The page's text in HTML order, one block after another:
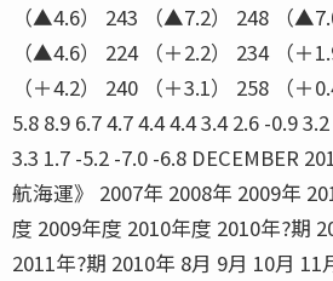
（▲4.6） 243 （▲7.2） 248 （
（▲4.6） 224 （＋2.2） 234 （＋
（＋4.2） 240 （＋3.1） 258 （＋
5.8 8.9 6.7 4.7 4.4 4.4 3.4 2.6 -0.9
3.3 1.7 -5.2 -7.0 -6.8
航海運》 2007年 2008年 2009年
度 2009年度 2010年度 2010年?期
2011年?期 2010年 8月 9月 10月 11